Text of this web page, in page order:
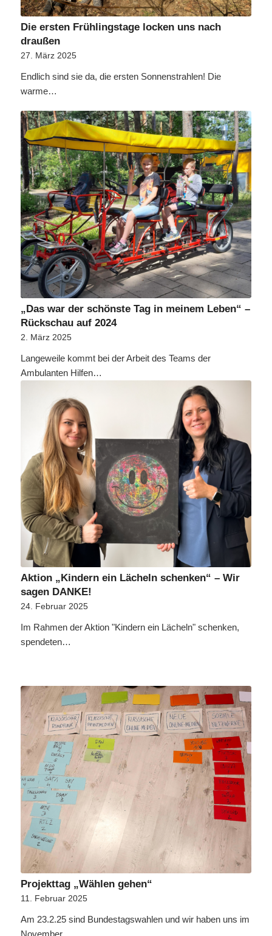
Die ersten Frühlingstage locken uns nach
draußen
27. März 2025
Endlich sind sie da, die ersten Sonnenstrahlen! Die
warme…
„Das war der schönste Tag in meinem Leben“ –
Rückschau auf 2024
2. März 2025
Langeweile kommt bei der Arbeit des Teams der
Ambulanten Hilfen…
Aktion „Kindern ein Lächeln schenken“ – Wir
sagen DANKE!
24. Februar 2025
Im Rahmen der Aktion "Kindern ein Lächeln" schenken,
spendeten…
Projekttag „Wählen gehen“
11. Februar 2025
Am 23.2.25 sind Bundestagswahlen und wir haben uns im
November…